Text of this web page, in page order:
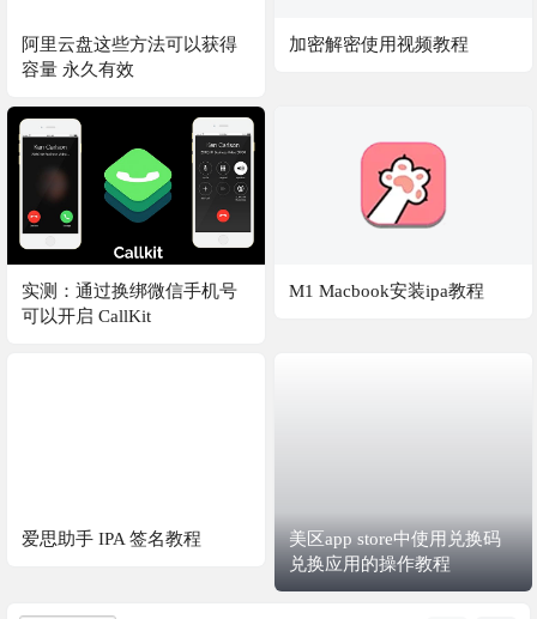
阿里云盘这些方法可以获得
容量 永久有效
加密解密使用视频教程
实测：通过换绑微信手机号
可以开启 CallKit
M1 Macbook安装ipa教程
爱思助手 IPA 签名教程
美区app store中使用兑换码
兑换应用的操作教程